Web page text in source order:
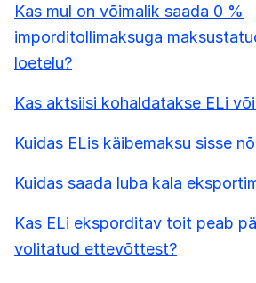
Kas mul on võimalik saada 0 %
imporditollimaksuga
loetelu?
Kas aktsiisi kohaldatakse ELi
Kuidas ELis käibemaksu sisse
Kuidas saada luba kala
Kas ELi eksporditav toit peab
volitatud ettevõttest?